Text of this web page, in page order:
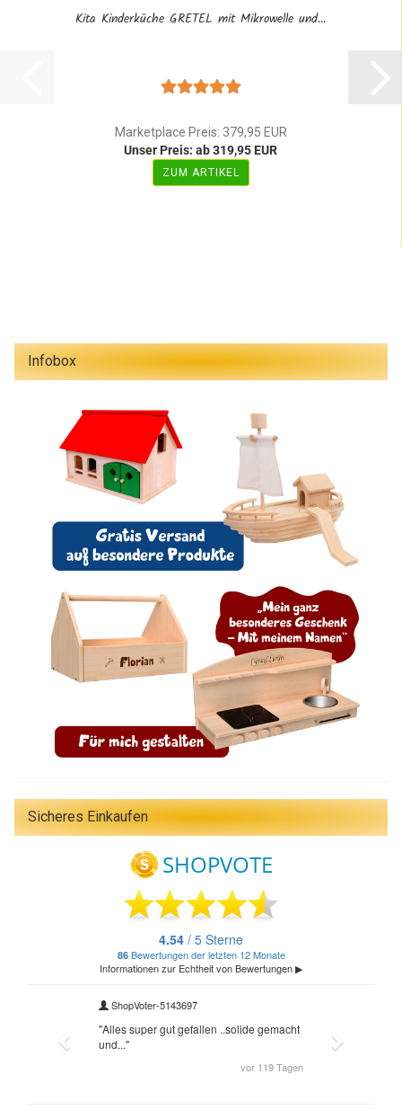
Kita Kinderküche GRETEL mit Mikrowelle und...
Marketplace Preis: 379,95 EUR
Unser Preis: ab 319,95 EUR
ZUM ARTIKEL
Infobox
Sicheres Einkaufen